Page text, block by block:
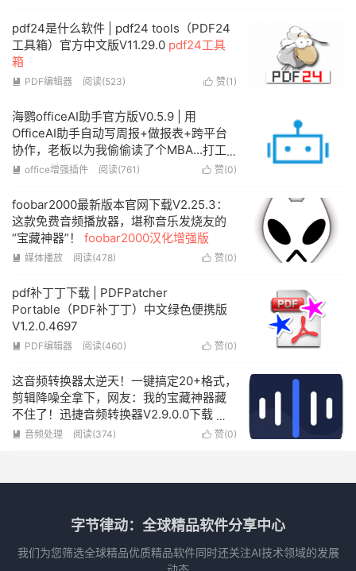
pdf24是什么软件 | pdf24 tools（PDF24
工具箱）官方中文版V11.29.0 pdf24工具
箱
 赞(1 )
 PDF编辑器 阅读(523)
海鹦officeAI助手官方版V0.5.9 | 用
OfficeAI助手自动写周报+做报表+跨平台
协作，老板以为我偷偷读了个MBA...打工
人终于能躺赢了！
 赞(0)
 office增强插件 阅读(761)
foobar2000最新版本官网下载V2.25.3：
这款免费音频播放器，堪称音乐发烧友的
“宝藏神器”！ foobar2000汉化增强版
 赞(0)
 媒体播放 阅读(478)
pdf补丁丁下载 | PDFPatcher
Portable（PDF补丁丁）中文绿色便携版
V1.2.0.4697
 赞(0)
 PDF编辑器 阅读(460)
这音频转换器太逆天！一键搞定20+格式，
剪辑降噪全拿下，网友：我的宝藏神器藏
不住了！迅捷音频转换器V2.9.0.0下载
捷音频转换器免费版下载
 赞(0)
 音频处理 阅读(374)
字节律动：全球精品软件分享中心
我们为您筛选全球精品优质精品软件同时还关注AI技术领域的发展